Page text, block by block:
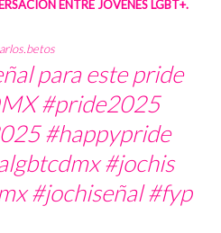
ENTRE JÓVENES LGBT+.
para este pride
#pride2025
#happypride
#jochis
#jochiseñal #fyp